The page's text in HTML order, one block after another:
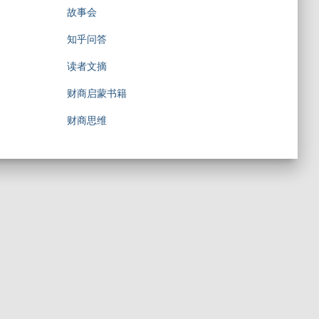
故事会
知乎问答
读者文摘
财商启蒙书籍
财商思维